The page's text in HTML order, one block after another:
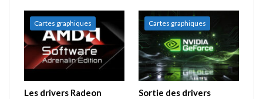
Cartes graphiques
Les drivers Radeon
Cartes graphiques
Sortie des drivers